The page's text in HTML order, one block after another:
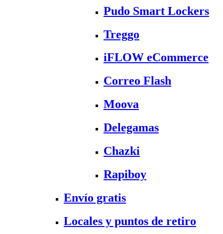
Pudo Smart Lockers
Treggo
iFLOW eCommerce
Correo Flash
Moova
Delegamas
Chazki
Rapiboy
Envío gratis
Locales y puntos de retiro